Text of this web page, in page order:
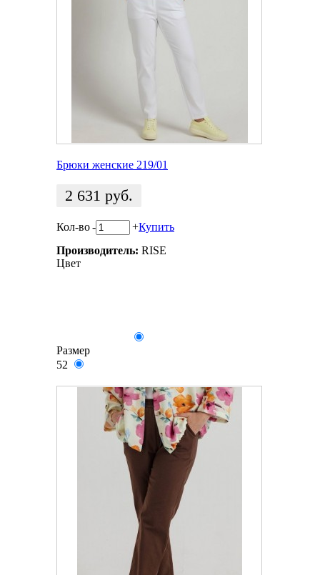
Брюки женские 219/01
2 631 руб.
Кол-во- +Купить
Производитель: RISE
Цвет
Размер
52